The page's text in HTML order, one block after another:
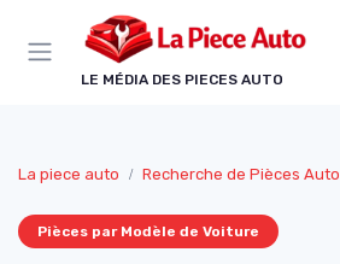
LE MÉDIA DES PIECES AUTO
La piece auto Recherche de Pièces Auto
Pièces par Modèle de Voiture
Panneau de gestion des cookies